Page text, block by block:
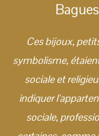
Ces bijoux,
symbolisme,
sociale et
indiquer
sociale,